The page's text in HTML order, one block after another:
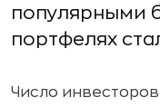
популярными
портфелях
Число